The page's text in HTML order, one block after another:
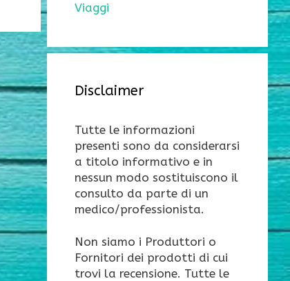
Viaggi
Disclaimer
Tutte le informazioni
presenti sono da considerarsi
a titolo informativo e in
nessun modo sostituiscono il
consulto da parte di un
medico/professionista.
Non siamo i Produttori o
Fornitori dei prodotti di cui
trovi la recensione. Tutte le